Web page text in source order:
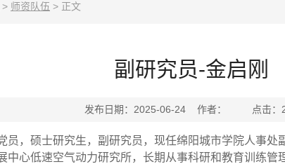
> 师资队伍 > 正文
副研究员-金启刚
发布日期：2025-06-24 作者： 点击：
员，硕士研究生，副研究员，现任绵阳城市学院人事处
中心低速空气动力研究所，长期从事科研和教育训练管